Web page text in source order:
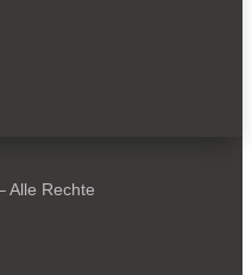
Alle Rechte